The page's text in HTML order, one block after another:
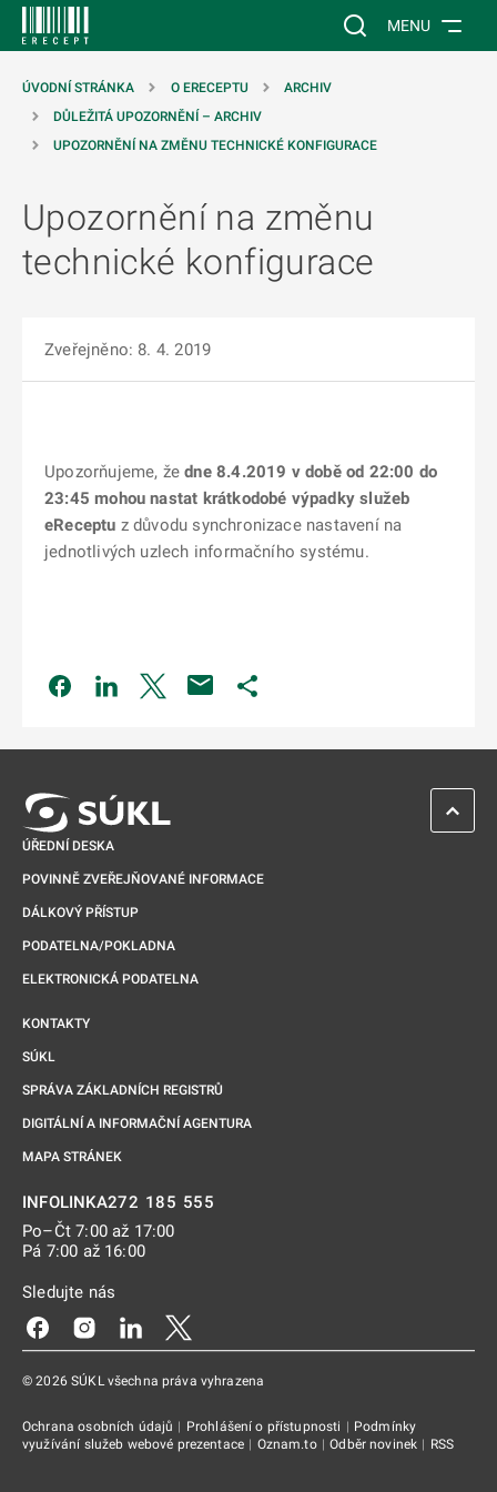
Vyhledávání na
MENU
ÚVODNÍ STRÁNKA O ERECEPTU
ARCHIV
DŮLEŽITÁ UPOZORNĚNÍ – ARCHIV
UPOZORNĚNÍ NA ZMĚNU TECHNICKÉ KONFIGURACE
Upozornění na změnu
technické konfigurace
Zveřejněno: 8. 4. 2019
Upozorňujeme, žedne 8.4.2019 v době od 22:00 do
23:45 mohou nastat krátkodobé výpadky služeb
eReceptu z důvodu synchronizace nastavení na
jednotlivých uzlech informačního systému.
Odkaz se otevře na nové kartě
Odkaz se otevře na nové kartě
Odkaz se otevře na nové kartě
ÚŘEDNÍ DESKA
POVINNĚ ZVEŘEJŇOVANÉ INFORMACE
DÁLKOVÝ PŘÍSTUP
PODATELNA/POKLADNA
ELEKTRONICKÁ PODATELNA
KONTAKTY
SÚKL
SPRÁVA ZÁKLADNÍCH REGISTRŮ
DIGITÁLNÍ A INFORMAČNÍ AGENTURA
MAPA STRÁNEK
INFOLINKA272 185 555
Po–Čt 7:00 až 17:00
Pá 7:00 až 16:00
Sledujte nás
Odkaz se otevře na nové kartě
Odkaz se otevře na nové kartě
Odkaz se otevře na nové kartě
© 2026 SÚKL všechna práva vyhrazena
Ochrana osobních údajů | Prohlášení o přístupnosti | Podmínky
využívání služeb webové prezentace | Oznam.to | Odběr novinek | RSS
ZPĚT